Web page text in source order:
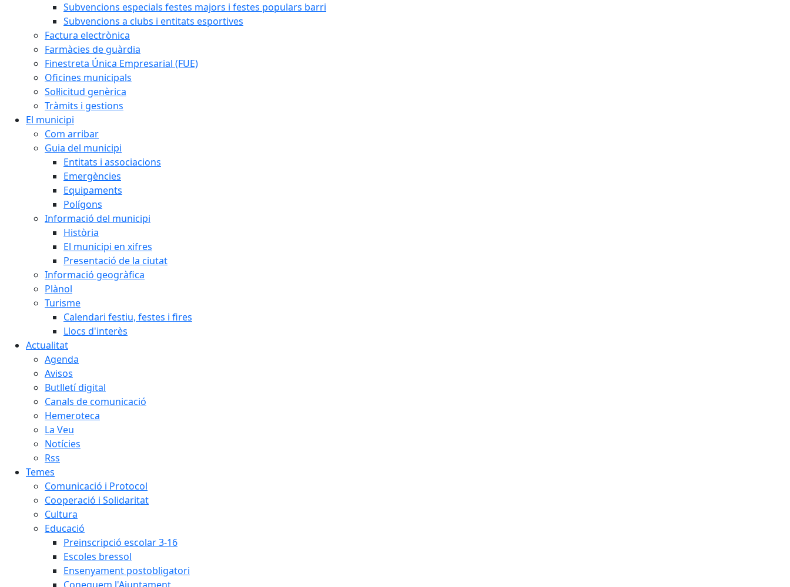
Subvencions especials festes majors i festes populars barri
Subvencions a clubs i entitats esportives
Factura electrònica
Farmàcies de guàrdia
Finestreta Única Empresarial (FUE)
Oficines municipals
Sol·licitud genèrica
Tràmits i gestions
El municipi
Com arribar
Guia del municipi
Entitats i associacions
Emergències
Equipaments
Polígons
Informació del municipi
Història
El municipi en xifres
Presentació de la ciutat
Informació geogràfica
Plànol
Turisme
Calendari festiu, festes i fires
Llocs d'interès
Actualitat
Agenda
Avisos
Butlletí digital
Canals de comunicació
Hemeroteca
La Veu
Notícies
Rss
Temes
Comunicació i Protocol
Cooperació i Solidaritat
Cultura
Educació
Preinscripció escolar 3-16
Escoles bressol
Ensenyament postobligatori